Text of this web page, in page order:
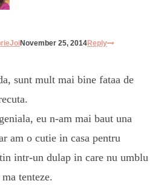
November 25, 2014Reply
sunt mult mai bine fataa de
eu n-am mai baut una
am o cutie in casa pentru
intr-un dulap in care nu umblu
tenteze.